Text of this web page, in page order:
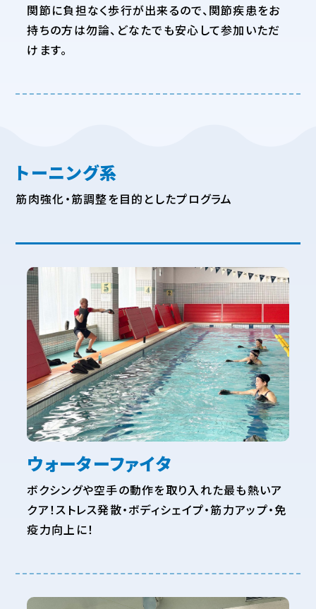
関節に負担なく歩行が出来るので、関節疾患をお
持ちの方は勿論、どなたでも安心して参加いただ
けます。
トーニング系
筋肉強化・筋調整を目的としたプログラム
ウォーターファイタ
ボクシングや空手の動作を取り入れた最も熱いア
クア！ストレス発散・ボディシェイプ・筋力アップ・免
疫力向上に！